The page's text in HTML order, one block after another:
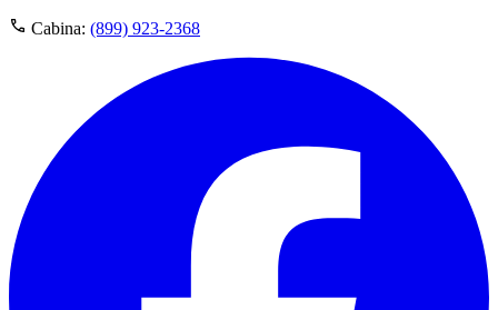
Cabina: (899) 923-2368